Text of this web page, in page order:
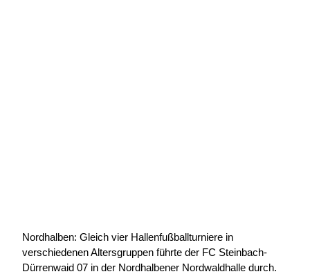
Nordhalben: Gleich vier Hallenfußballturniere in
verschiedenen Altersgruppen führte der FC Steinbach-
Dürrenwaid 07 in der Nordhalbener Nordwaldhalle durch.